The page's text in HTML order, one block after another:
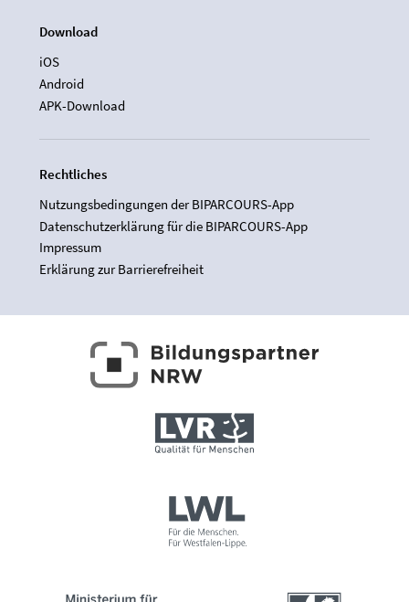
Download
iOS
Android
APK-Download
Rechtliches
Nutzungsbedingungen der BIPARCOURS-App
Datenschutzerklärung für die BIPARCOURS-App
Impressum
Erklärung zur Barrierefreiheit